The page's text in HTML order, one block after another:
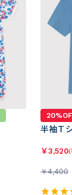
半袖Ｔ
￥3,520(
￥4,400